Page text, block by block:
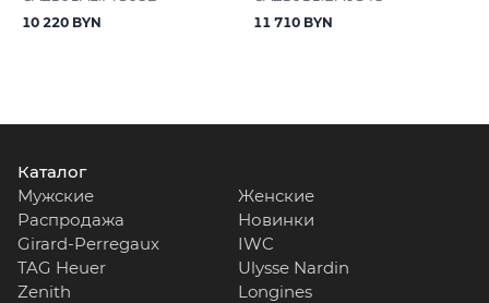
10 220 BYN 11 710 BYN
Каталог
Мужские
Женские
Распродажа
Новинки
Girard-Perregaux
IWC
TAG Heuer
Ulysse Nardin
Zenith
Longines